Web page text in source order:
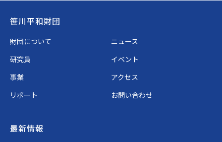
Footer
笹川平和財団
財団について
ニュース
研究員
イベント
事業
アクセス
リポート
お問い合わせ
最新情報